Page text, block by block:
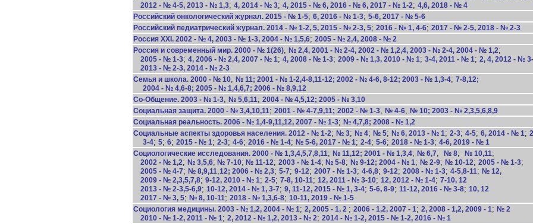
2012 - № 4-5, 2013 - № 1,3; 4, 2014 - № 3; 4, 2015 - № 6, 2016 - № 6, 2017 - № 1-2; 4,6, 2018 - № 4
Российский онкологический журнал. 2015 - № 1-5; 6, 2016 - № 1-3; 5-6, 2017 - № 5-6
Российский педиатрический журнал. 2014 - № 1-2, 5, 2015 - № 2-3, 5; 2016 - № 1, 4-6; 2017 - № 2-5, 2018 - № 2-3
Россия XXI. 2002 - № 4, 2003 - № 1-3, 2004 - № 1,5,6; 2005 - № 2,4, 2008 - № 2
Россия и современный мир. 2000 - № 1(26), № 2,4, 2001 - № 2-4, 2002 - № 1,2,4, 2003 - № 2-4, 2004 - № 1,2;
2005 - № 1-3; 4, 2006 - № 2,4, 2007 - № 1; 4, 2008 - № 1-3; 2009 - № 1,3, 2010 - № 1; 3-4, 2011 - № 1; 2, 4, 2012 - №
2013 - № 2-3, 2014 - № 2-3
Семья и школа. 2000 - № 10, № 11; 2001 - № 1-2,4-8,11-12; 2002 - № 4-6, 8-12; 2003 - № 1,3-4; 7-8,12;
2004 - № 4,6-8; 2005 - № 1,4,6,7; 2006 - № 8,9,12
Со-Общение. 2003 - № 1-3, № 5,6,11; 2004 - № 4,5,12; 2005 - № 3,10
Социальная защита. 2000 - № 3,4,10,11; 2001 - № 4-7,9,11; 2002 - № 1-3, № 4-6, № 10; 2003 - № 2,3,5,6,8,9
Социальная реальность. 2006 - № 1,4-9,11,12, 2007 - № 1-3; № 4,7,8; 2008 - № 1,2
Социальные аспекты здоровья населения. 2012 - № 1-2; № 3; № 4; № 5; № 6, 2013 - № 1; 2-3; 4-5; 6, 2014 - № 1; 2
3-4; 5; 6; 2015 - № 1; 2-3; 4-6; 2016 - № 1-4; № 5-6, 2017 - № 1; 2-4; 5-6; 2018 - № 1-3; 4-6, 2019 - № 1
Социологические исследования. 2000 - № 1,3,4,5,7,8,11; № 11,12; 2001 - № 1,3,4; № 6,7; № 8; № 10,11;
2002 - № 1,2; № 3,5,6; № 7-10; № 11-12; 2003 - № 1-4; № 5-8; № 9-12; 2004 - № 1; № 2-9; № 10-12; 2005 - № 1-3;
2005 - № 4-7; № 8,9,11,12; 2006 - № 2,3; 5-7; 9-12; 2007 - № 1-3; 4-6,8; 9-12; 2008 - № 1-3; 4-5,8-11; № 12,
2009 - № 2,3,5,7,8; 9-12, 2010 - № 1; 2-5; 7-8, 10-11; 12, 2011 - № 3-10; 12, 2012 - № 1-4; 7-10, 12
2013 - № 2-3,5-6,9; 10-12, 2014 - № 1, 3-7; 9, 11-12, 2015 - № 1, 3-4; 5-6, 8-9; 11-12, 2016 - № 3-8; 10, 12
2017 - № 3, 5; № 8, 10-11; 2018 - № 1,3,6-8; 10-11, 2019 - № 1-5
Социология медицины. 2003 - № 1,2, 2004 - № 1; 2, 2005 - 1, 2 ; 2006 - 1,2, 2007 - 1; 2, 2008 - 1,2, 2009 - 1; № 2
2010 - № 1-2, 2011 - № 1; 2, 2012 - № 1,2, 2013 - № 2; 2014 - № 1-2, 2015 - № 1-2, 2016 - № 1